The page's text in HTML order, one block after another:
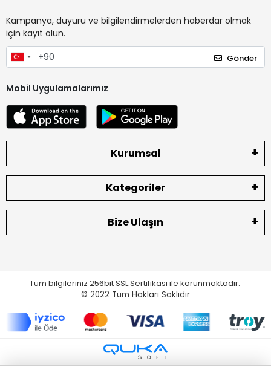
Kampanya, duyuru ve bilgilendirmelerden haberdar olmak
için kayıt olun.
Gönder
Mobil Uygulamalarımız
Kurumsal
Kategoriler
Bize Ulaşın
Tüm bilgileriniz 256bit SSL Sertifikası ile korunmaktadır.
© 2022 Tüm Hakları Saklıdır